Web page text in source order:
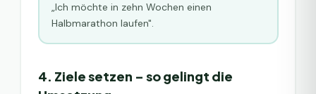
„Ich möchte in zehn Wochen einen
Halbmarathon laufen".
4. Ziele setzen – so gelingt die